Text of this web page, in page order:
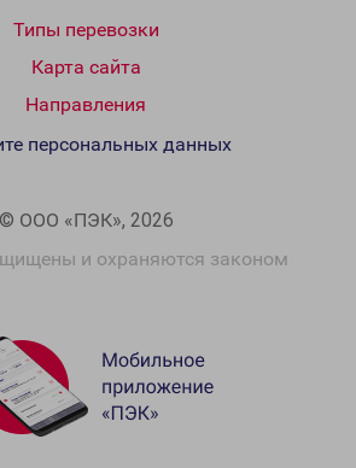
Типы перевозки
Карта сайта
Направления
© ООО «ПЭК», 2026
и охраняются законом
персональных данных